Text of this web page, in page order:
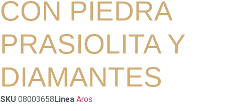
CON PIEDRA
PRASIOLITA Y
DIAMANTES
SKU 08003658Linea Aros